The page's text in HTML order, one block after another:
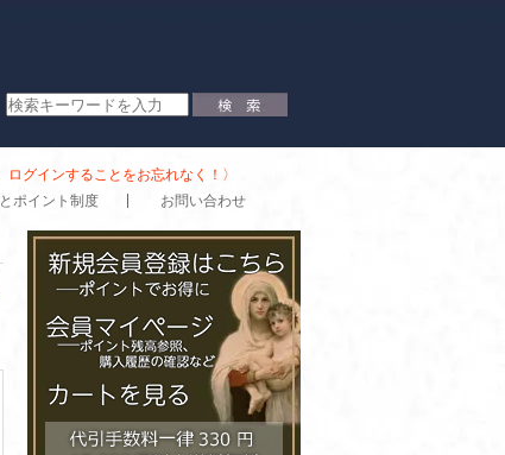
グインすることをお忘れなく！〉
ポイント制度 お問い合わせ